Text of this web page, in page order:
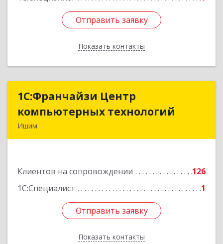
Отправить заявку
Показать контакты
Отправить заявку
Назад
1С:Франчайзи Центр
компьютерных технологий
Ишим
Клиентов на сопровождении
126
1С:Специалист
1
Отправить заявку
Показать контакты
1С:Франчайзи Центр
компьютерных технологий
Подробнее
Отправить заявку
Назад